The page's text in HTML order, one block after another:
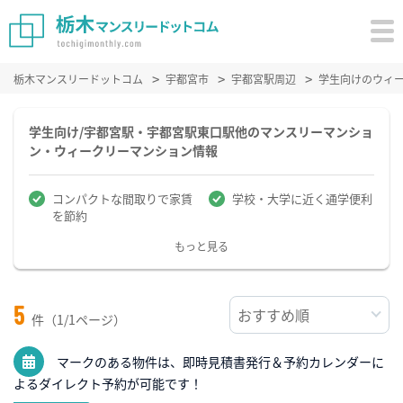
栃木マンスリードットコム 宇都宮市 宇都宮駅周辺 学生向けのウィ
学生向け/宇都宮駅・宇都宮駅東口駅他のマンスリーマンショ
ン・ウィークリーマンション情報
コンパクトな間取りで家賃
を節約
学校・大学に近く通学便利
もっと見る
5 件（1/1ページ）
マークのある物件は、即時見積書発行＆予約カレンダーに
よるダイレクト予約が可能です！